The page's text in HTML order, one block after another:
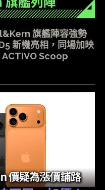
旗艦陣容強勢
新機亮相，同場加映
ACTIVO Scoop